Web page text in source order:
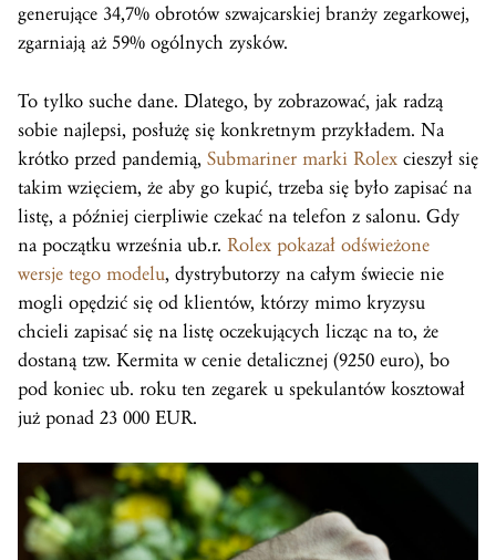
generujące 34,7% obrotów szwajcarskiej branży zegarkowej,
zgarniają aż 59% ogólnych zysków.
To tylko suche dane. Dlatego, by zobrazować, jak radzą
sobie najlepsi, posłużę się konkretnym przykładem. Na
krótko przed pandemią, Submariner marki Rolex cieszył się
takim wzięciem, że aby go kupić, trzeba się było zapisać na
listę, a później cierpliwie czekać na telefon z salonu. Gdy
na początku września ub.r. Rolex pokazał odświeżone
wersje tego modelu, dystrybutorzy na całym świecie nie
mogli opędzić się od klientów, którzy mimo kryzysu
chcieli zapisać się na listę oczekujących licząc na to, że
dostaną tzw. Kermita w cenie detalicznej (9250 euro), bo
pod koniec ub. roku ten zegarek u spekulantów kosztował
już ponad 23 000 EUR.